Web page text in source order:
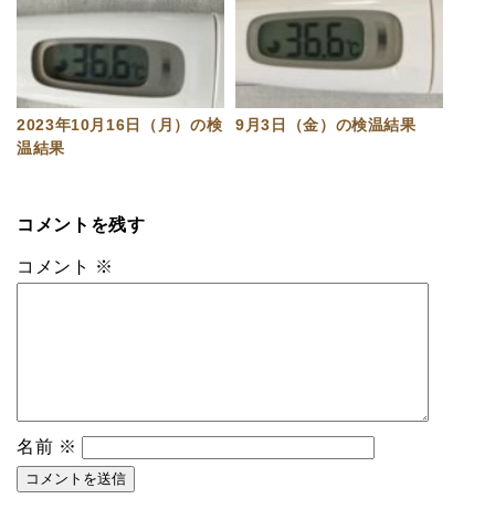
2023年10月16日（月）の検
温結果
9月3日（金）の検温結果
コメントを残す
コメント ※
名前 ※